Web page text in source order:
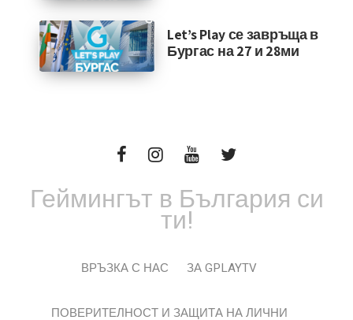
Let’s Play се завръща в
Бургас на 27 и 28ми
Геймингът в България си
ти!
ВРЪЗКА С НАС ЗА GPLAYTV
ПОВЕРИТЕЛНОСТ И ЗАЩИТА НА ЛИЧНИ